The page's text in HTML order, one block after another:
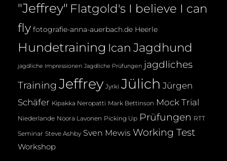
"Jeffrey" Flatgold's I believe I can
fly fotografie-anna-auerbach.de Heerle
Hundetraining Ican Jagdhund
jagdliche Impressionen Jagdliche Prüfungen jagdliches
Training Jeffrey Jyrki Jülich Jürgen
Schäfer Kipakka Neropatti Mark Bettinson Mock Trial
Niederlande Noora Lavonen Picking Up Prüfungen RTT
Seminar Steve Ashby Sven Mewis Working Test
Workshop